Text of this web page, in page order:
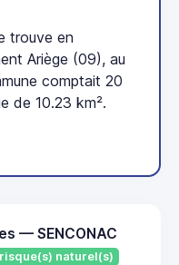
trouve en
Ariège (09), au
comptait 20
de 10.23 km².
— SENCONAC
naturel(s)